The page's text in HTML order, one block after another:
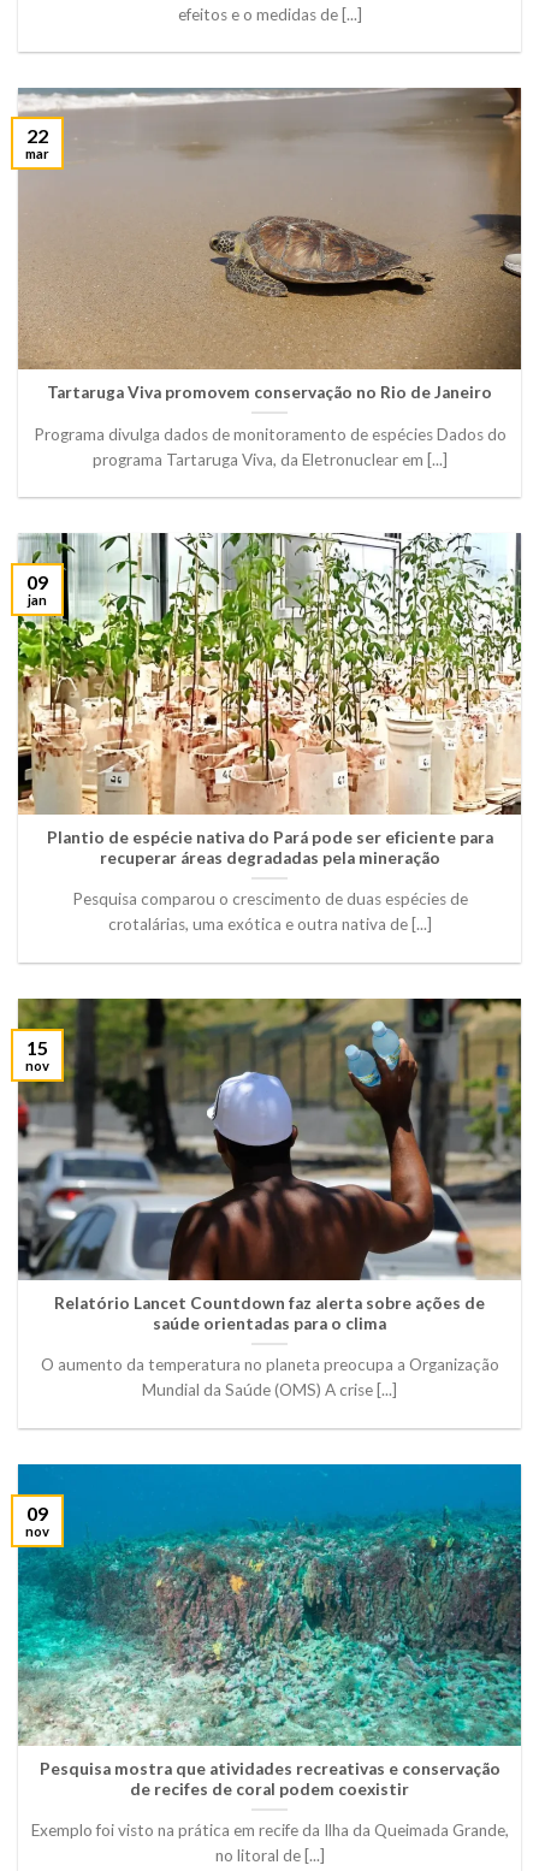
efeitos e o medidas de [...]
Tartaruga Viva promovem conservação no Rio de Janeiro
Programa divulga dados de monitoramento de espécies Dados do
programa Tartaruga Viva, da Eletronuclear em [...]
22
mar
Plantio de espécie nativa do Pará pode ser eficiente para
recuperar áreas degradadas pela mineração
Pesquisa comparou o crescimento de duas espécies de
crotalárias, uma exótica e outra nativa de [...]
09
jan
Relatório Lancet Countdown faz alerta sobre ações de
saúde orientadas para o clima
O aumento da temperatura no planeta preocupa a Organização
Mundial da Saúde (OMS) A crise [...]
15
nov
Pesquisa mostra que atividades recreativas e conservação
de recifes de coral podem coexistir
Exemplo foi visto na prática em recife da Ilha da Queimada Grande,
no litoral de [...]
09
nov